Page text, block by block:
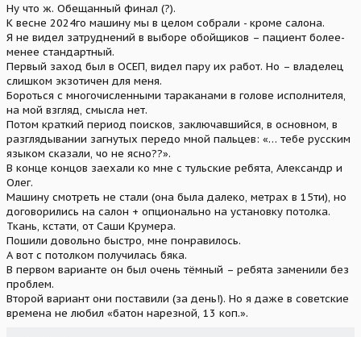
Ну что ж. Обещанный финал (?).
К весне 2024го машину мы в целом собрали - кроме салона.
Я не видел затруднений в выборе обойщиков – пациент более-
менее стандартный.
Первый заход был в ОСЕП, видел пару их работ. Но – владелец
слишком экзотичен для меня.
Бороться с многочисленными тараканами в голове исполнителя,
на мой взгляд, смысла нет.
Потом краткий период поисков, заключавшийся, в основном, в
разглядывании загнутых передо мной пальцев: «… тебе русским
языком сказали, чо не ясно??».
В конце концов заехали ко мне с тульские ребята, Александр и
Олег.
Машину смотреть не стали (она была далеко, метрах в 15ти), но
договорились на салон + опционально на установку потолка.
Ткань, кстати, от Саши Крумера.
Пошили довольно быстро, мне понравилось.
А вот с потолком получилась бяка.
В первом варианте он был очень тёмный – ребята заменили без
проблем.
Второй вариант они поставили (за день!). Но я даже в советские
времена не любил «батон нарезной, 13 коп.».